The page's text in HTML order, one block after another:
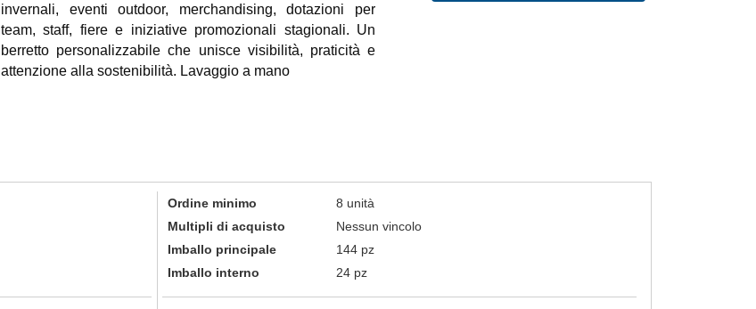
invernali, eventi outdoor, merchandising, dotazioni per
team, staff, fiere e iniziative promozionali stagionali. Un
berretto personalizzabile che unisce visibilità, praticità e
attenzione alla sostenibilità. Lavaggio a mano
Ordine minimo
8 unità
Multipli di acquisto
Nessun vincolo
Imballo principale
144 pz
Imballo interno
24 pz